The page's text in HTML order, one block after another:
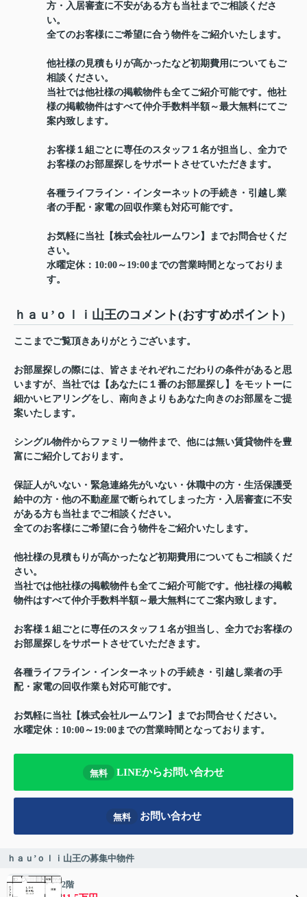
方・入居審査に不安がある方も当社までご相談くださ
い。
全てのお客様にご希望に合う物件をご紹介いたします。
他社様の見積もりが高かったなど初期費用についてもご
相談ください。
当社では他社様の掲載物件も全てご紹介可能です。他社
様の掲載物件はすべて仲介手数料半額～最大無料にてご
案内致します。
お客様１組ごとに専任のスタッフ１名が担当し、全力で
お客様のお部屋探しをサポートさせていただきます。
各種ライフライン・インターネットの手続き・引越し業
者の手配・家電の回収作業も対応可能です。
お気軽に当社【株式会社ルームワン】までお問合せくだ
さい。
水曜定休：10:00～19:00までの営業時間となっておりま
す。
ｈａｕ’ｏｌｉ山王のコメント(おすすめポイント)
ここまでご覧頂きありがとうございます。
お部屋探しの際には、皆さまそれぞれこだわりの条件があると思
いますが、当社では【あなたに１番のお部屋探し】をモットーに
細かいヒアリングをし、南向きよりもあなた向きのお部屋をご提
案いたします。
シングル物件からファミリー物件まで、他には無い賃貸物件を豊
富にご紹介しております。
保証人がいない・緊急連絡先がいない・休職中の方・生活保護受
給中の方・他の不動産屋で断られてしまった方・入居審査に不安
がある方も当社までご相談ください。
全てのお客様にご希望に合う物件をご紹介いたします。
他社様の見積もりが高かったなど初期費用についてもご相談くだ
さい。
当社では他社様の掲載物件も全てご紹介可能です。他社様の掲載
物件はすべて仲介手数料半額～最大無料にてご案内致します。
お客様１組ごとに専任のスタッフ１名が担当し、全力でお客様の
お部屋探しをサポートさせていただきます。
各種ライフライン・インターネットの手続き・引越し業者の手
配・家電の回収作業も対応可能です。
お気軽に当社【株式会社ルームワン】までお問合せください。
水曜定休：10:00～19:00までの営業時間となっております。
無料 LINEからお問い合わせ
無料 お問い合わせ
ｈａｕ’ｏｌｉ山王の募集中物件
2階